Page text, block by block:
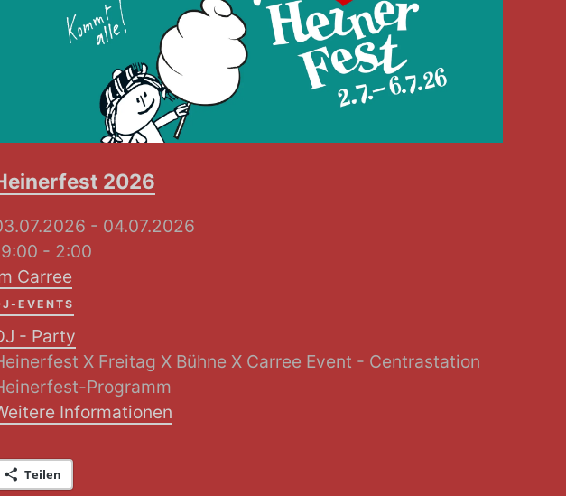
2026
- 04.07.2026
- 2:00
Carree
EVENTS
- Party
X Freitag X Bühne X Carree Event - Centrastation
Programm
Informationen
Teilen